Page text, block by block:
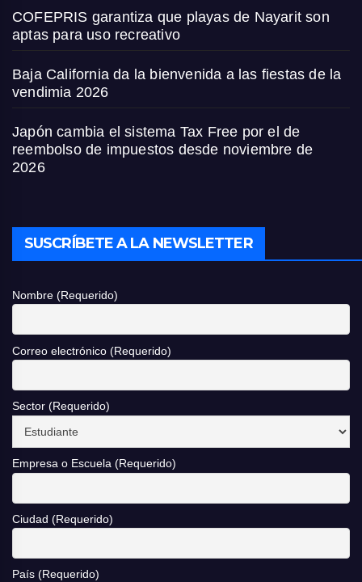
COFEPRIS garantiza que playas de Nayarit son
aptas para uso recreativo
Baja California da la bienvenida a las fiestas de la
vendimia 2026
Japón cambia el sistema Tax Free por el de
reembolso de impuestos desde noviembre de
2026
SUSCRÍBETE A LA NEWSLETTER
Nombre (Requerido)
Correo electrónico (Requerido)
Sector (Requerido)
Empresa o Escuela (Requerido)
Ciudad (Requerido)
País (Requerido)